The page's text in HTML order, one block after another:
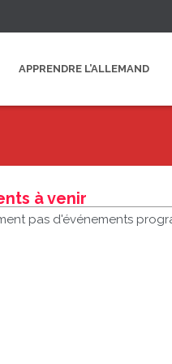
APPRENDRE L’ALLEMAND
à venir
pas d'événements